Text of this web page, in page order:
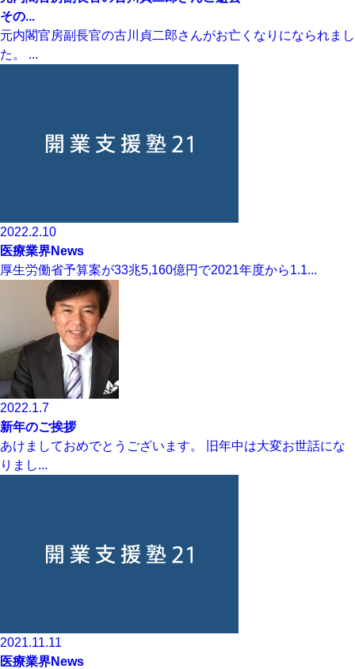
その...
元内閣官房副長官の古川貞二郎さんがお亡くなりになられまし
た。 ...
2022.2.10
医療業界News
厚生労働省予算案が33兆5,160億円で2021年度から1.1...
2022.1.7
新年のご挨拶
あけましておめでとうございます。 旧年中は大変お世話にな
りまし...
2021.11.11
医療業界News